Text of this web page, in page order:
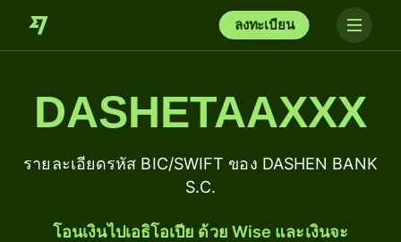
ลงทะเบียน
DASHETAAXXX
รายละเอียดรหัส BIC/SWIFT ของ DASHEN BANK
S.C.
โอนเงินไปเอธิโอเปีย ด้วย Wise และเงินจะ